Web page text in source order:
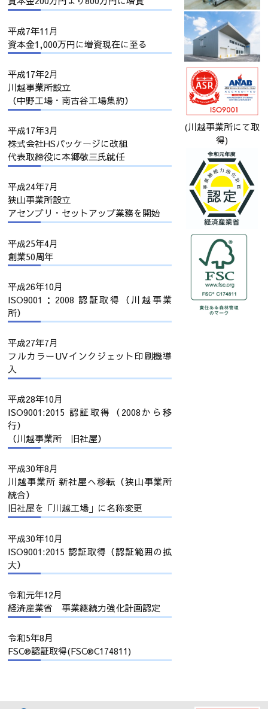
平成7年11月
資本金1,000万円に増資現在に至る
平成17年2月
川越事業所設立
（中野工場・南古谷工場集約）
平成17年3月
株式会社HSパッケージに改組
代表取締役に本郷敬三氏就任
平成24年7月
狭山事業所設立
アセンブリ・セットアップ業務を開始
平成25年4月
創業50周年
平成26年10月
ISO9001：2008 認証取得（川越事業
所）
平成27年7月
フルカラーUVインクジェット印刷機導
入
平成28年10月
ISO9001:2015 認証取得（2008から移
行）
（川越事業所 旧社屋）
平成30年8月
川越事業所 新社屋へ移転（狭山事業所
統合）
旧社屋を「川越工場」に名称変更
平成30年10月
ISO9001:2015 認証取得（認証範囲の拡
大）
令和元年12月
経済産業省 事業継続力強化計画認定
令和5年8月
FSC®認証取得(FSC®C174811)
(川越事業所にて取
得)